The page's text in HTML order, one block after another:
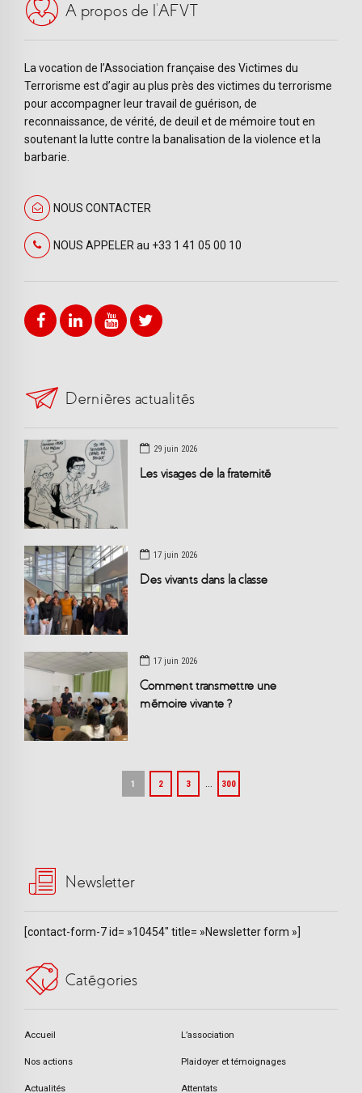
A propos de l’AFVT
La vocation de l’Association française des Victimes du
Terrorisme est d’agir au plus près des victimes du terrorisme
pour accompagner leur travail de guérison, de
reconnaissance, de vérité, de deuil et de mémoire tout en
soutenant la lutte contre la banalisation de la violence et la
barbarie.
NOUS CONTACTER
NOUS APPELER au +33 1 41 05 00 10
Dernières actualités
29 juin 2026
Les visages de la fraternité
17 juin 2026
Des vivants dans la classe
17 juin 2026
Comment transmettre une
mémoire vivante ?
1 2 3 … 300
Newsletter
[contact-form-7 id= »10454″ title= »Newsletter form »]
Catégories
Accueil L’association
Nos actions Plaidoyer et témoignages
Actualités Attentats